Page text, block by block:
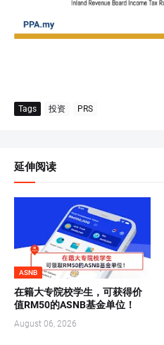
Tags 投资 PRS
延伸阅读
ASNB
在籍大专院校学生，可获得价
值RM50的ASNB基金单位！
August 06, 2026